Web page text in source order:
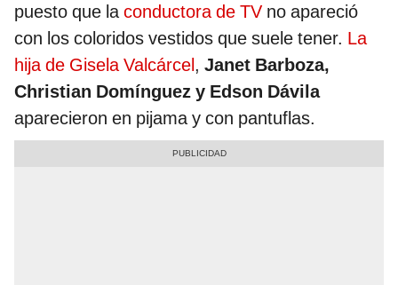
puesto que laconductora de TV no apareció
con los coloridos vestidos que suele tener. La
hija de Gisela Valcárcel, Janet Barboza,
Christian Domínguez y Edson Dávila
aparecieron en pijama y con pantuflas.